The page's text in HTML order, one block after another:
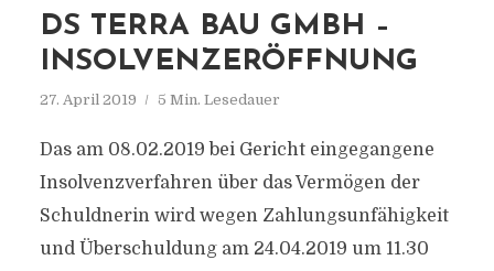
DS TERRA BAU GMBH –
INSOLVENZERÖFFNUNG
27. April 2019 5 Min. Lesedauer
Das am 08.02.2019 bei Gericht eingegangene
Insolvenzverfahren über das Vermögen der
Schuldnerin wird wegen Zahlungsunfähigkeit
und Überschuldung am 24.04.2019 um 11.30